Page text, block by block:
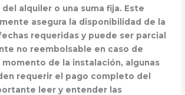
alquiler o una suma fija. Este
asegura la disponibilidad de la
requeridas y puede ser parcial
no reembolsable en caso de
momento de la instalación, algunas
requerir el pago completo del
leer y entender las